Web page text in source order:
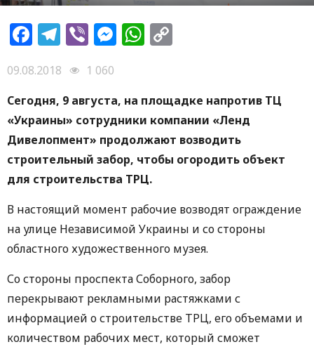
Facebook
Telegram
ViberMessenger
WhatsApp
09.08.2018
1 060
Сегодня, 9 августа, на площадке напротив ТЦ
«Украины» сотрудники компании «Ленд
Дивелопмент» продолжают возводить
строительный забор, чтобы огородить объект
для строительства ТРЦ.
В настоящий момент рабочие возводят ограждение
на улице Независимой Украины и со стороны
областного художественного музея.
Со стороны проспекта Соборного, забор
перекрывают рекламными растяжками с
информацией о строительстве ТРЦ, его объемами и
количеством рабочих мест, который сможет